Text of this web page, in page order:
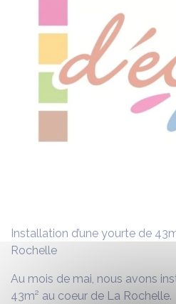
Installation d’une yourte de
Rochelle
Au mois de mai, nous avons
43m² au coeur de La Rochelle.